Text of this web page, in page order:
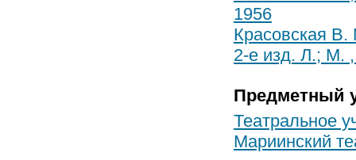
1956
Красовская
2-е изд. Л.; М.
Предметный
Театральное
Мариинский